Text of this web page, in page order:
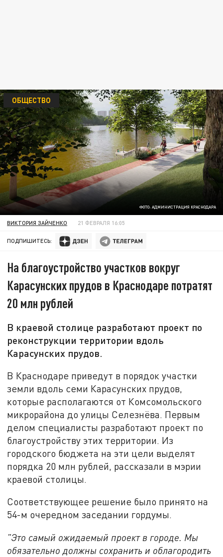
ФОТО: АДМИНИСТРАЦИЯ КРАСНОДАРА
ОБЩЕСТВО
ВИКТОРИЯ ЗАЙЧЕНКО 21 ФЕВРАЛЯ 16:05
ПОДПИШИТЕСЬ:
На благоустройство участков вокруг
Карасунских прудов в Краснодаре потратят
20 млн рублей
В краевой столице разработают проект по
реконструкции территории вдоль
Карасунских прудов.
В Краснодаре приведут в порядок участки
земли вдоль семи Карасунских прудов,
которые располагаются от Комсомольского
микрорайона до улицы Селезнёва. Первым
делом специалисты разработают проект по
благоустройству этих территории. Из
городского бюджета на эти цели выделят
порядка 20 млн рублей, рассказали в мэрии
краевой столицы.
Соответствующее решение было принято на
54-м очередном заседании гордумы.
"Это самый ожидаемый проект в городе. Мы
обязательно должны сохранить и облагородить